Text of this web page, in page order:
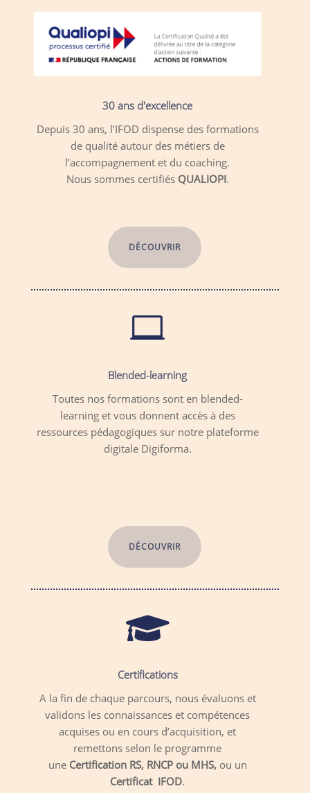
30 ans d'excellence
Depuis 30 ans, l’IFOD dispense des formations
de qualité autour des métiers de
l’accompagnement et du coaching.
Nous sommes certifiés QUALIOPI.
DÉCOUVRIR

Blended-learning
Toutes nos formations sont en blended-
learning et vous donnent accès à des
ressources pédagogiques sur notre plateforme
digitale Digiforma.
DÉCOUVRIR

Certifications
A la fin de chaque parcours, nous évaluons et
validons les connaissances et compétences
acquises ou en cours d’acquisition, et
remettons selon le programme
une Certification RS, RNCP ou MHS, ou un
Certificat IFOD.